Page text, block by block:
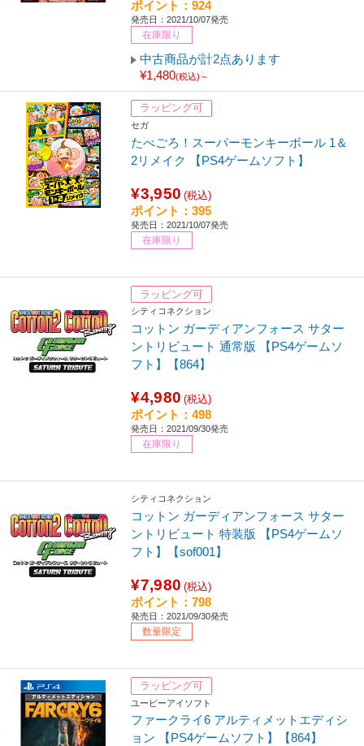
ポイント：924
発売日：2021/10/07発売
在庫限り
中古商品が計2点あります
¥1,480(税込)～
ラッピング可
セガ
たべごろ！スーパーモンキーボール 1＆
2リメイク 【PS4ゲームソフト】
¥3,950 (税込)
ポイント：395
発売日：2021/10/07発売
在庫限り
ラッピング可
シティコネクション
コットン ガーディアンフォース サター
ントリビュート 通常版 【PS4ゲームソ
フト】【864】
¥4,980 (税込)
ポイント：498
発売日：2021/09/30発売
在庫限り
シティコネクション
コットン ガーディアンフォース サター
ントリビュート 特装版 【PS4ゲームソ
フト】【sof001】
¥7,980 (税込)
ポイント：798
発売日：2021/09/30発売
数量限定
ラッピング可
ユービーアイソフト
ファークライ6 アルティメットエディシ
ョン 【PS4ゲームソフト】【864】